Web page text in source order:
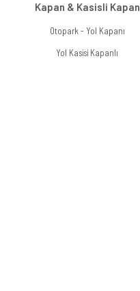
Kapan & Kasisli Kapan
Otopark - Yol Kapanı
Yol Kasisi Kapanlı